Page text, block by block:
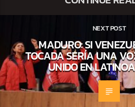
NEXT POST
MADURO: SI
TOCADA SERÍA UNA
UNIDO EN